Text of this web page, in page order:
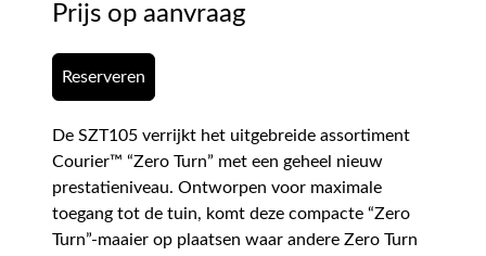
Prijs op aanvraag
Reserveren
De SZT105 verrijkt het uitgebreide assortiment
Courier™ “Zero Turn” met een geheel nieuw
prestatieniveau. Ontworpen voor maximale
toegang tot de tuin, komt deze compacte “Zero
Turn”-maaier op plaatsen waar andere Zero Turn